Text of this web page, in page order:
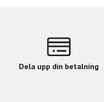
Dela upp din betalning